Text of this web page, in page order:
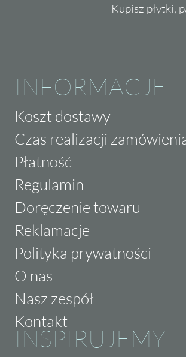
Kupisz płytki,
INFORMACJE
Koszt dostawy
Czas realizacji
Płatność
Regulamin
Doręczenie towaru
Reklamacje
Polityka prywatności
O nas
Nasz zespół
Kontakt
INSPIRUJEMY